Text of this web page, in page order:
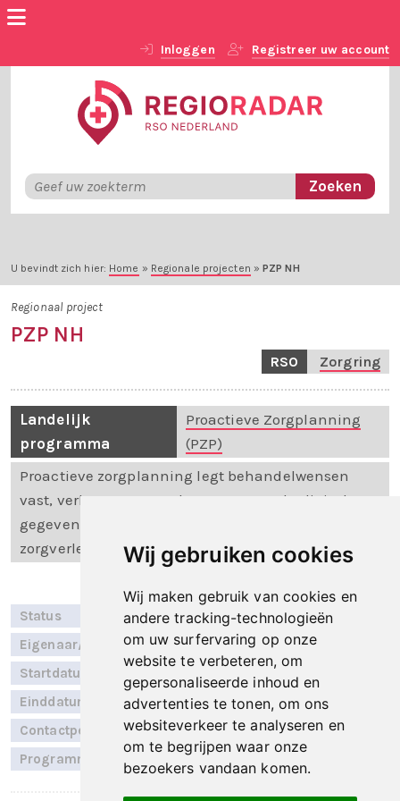
Wij gebruiken cookies
Wij maken gebruik van cookies en
andere tracking-technologieën
om uw surfervaring op onze
website te verbeteren, om
gepersonaliseerde inhoud en
advertenties te tonen, om ons
websiteverkeer te analyseren en
om te begrijpen waar onze
bezoekers vandaan komen.
Inloggen Registreer uw account
U bevindt zich hier: Home » Regionale projecten »PZP NH
Regionaal project
PZP NH
RSO Zorgring
Landelijk
programma
Proactieve Zorgplanning
(PZP)
Proactieve zorgplanning legt behandelwensen
vast, verbetert passende zorg en maakt digitale
gegevensuitwisseling hierover tussen
zorgverleners mogelijk.
Status
Implementatie
Eigenaar/RSO
Zorgring
Startdatum
Juni 2024
Einddatum
Niet bekend
Contactpersoon
Rob Hoogervorst
Programmalijn
Databeschikbaarheid NH